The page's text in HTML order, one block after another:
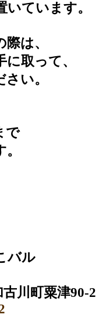
ています。
は、
取って、
い。
で
バル
川町粟津90-2